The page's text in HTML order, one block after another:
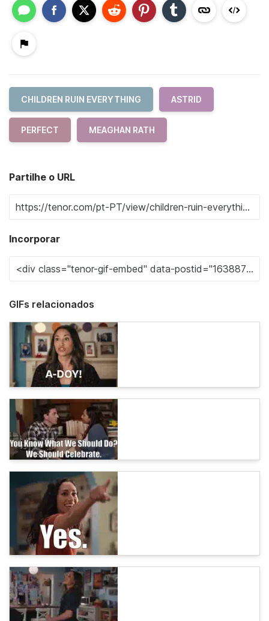
CHILDREN RUIN EVERYTHING ASTRID
PERFECT MEAGHAN RATH
Partilhe o URL
Incorporar
GIFs relacionados